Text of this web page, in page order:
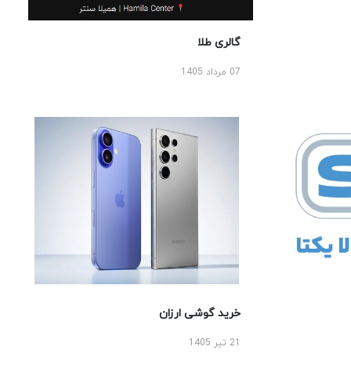
گالری طلا
07 مرداد 1405
خرید گوشی ارزان